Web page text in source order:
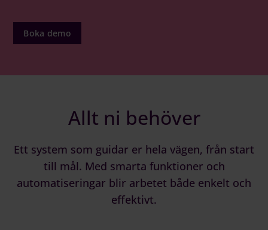
Boka demo
Allt ni behöver
Ett system som guidar er hela vägen, från start
till mål. Med smarta funktioner och
automatiseringar blir arbetet både enkelt och
effektivt.